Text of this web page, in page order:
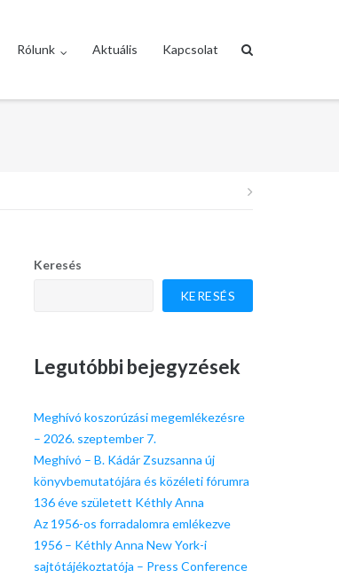
Rólunk Aktuális Kapcsolat
Bejegyzés
Keresés
KERESÉS
Legutóbbi bejegyzések
Meghívó koszorúzási megemlékezésre
– 2026. szeptember 7.
Meghívó – B. Kádár Zsuzsanna új
könyvbemutatójára és közéleti fórumra
136 éve született Kéthly Anna
Az 1956-os forradalomra emlékezve
1956 – Kéthly Anna New York-i
sajtótájékoztatója – Press Conference